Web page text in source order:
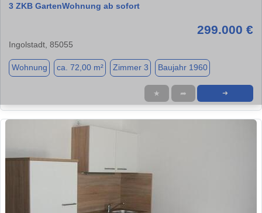
3 ZKB GartenWohnung ab sofort
299.000 €
Ingolstadt, 85055
Wohnung ca. 72,00 m² Zimmer 3 Baujahr 1960
★ ➦ ➜